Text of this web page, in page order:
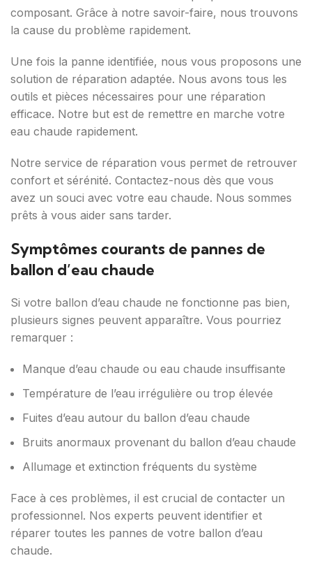
composant. Grâce à notre savoir-faire, nous trouvons
la cause du problème rapidement.
Une fois la panne identifiée, nous vous proposons une
solution de réparation adaptée. Nous avons tous les
outils et pièces nécessaires pour une réparation
efficace. Notre but est de remettre en marche votre
eau chaude rapidement.
Notre service de réparation vous permet de retrouver
confort et sérénité. Contactez-nous dès que vous
avez un souci avec votre eau chaude. Nous sommes
prêts à vous aider sans tarder.
Symptômes courants de pannes de
ballon d’eau chaude
Si votre ballon d’eau chaude ne fonctionne pas bien,
plusieurs signes peuvent apparaître. Vous pourriez
remarquer :
Manque d’eau chaude ou eau chaude insuffisante
Température de l’eau irrégulière ou trop élevée
Fuites d’eau autour du ballon d’eau chaude
Bruits anormaux provenant du ballon d’eau chaude
Allumage et extinction fréquents du système
Face à ces problèmes, il est crucial de contacter un
professionnel. Nos experts peuvent identifier et
réparer toutes les pannes de votre ballon d’eau
chaude.